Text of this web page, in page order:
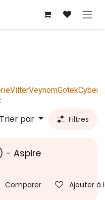
VilterVeynomGotekCyber
Trier par Filtres
- Aspire
Comparer Ajouter à